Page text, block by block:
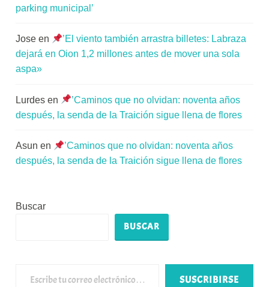
parking municipal’
Jose en
’El viento también arrastra billetes: Labraza
dejará en Oion 1,2 millones antes de mover una sola
aspa»
Lurdes en
’Caminos que no olvidan: noventa años
después, la senda de la Traición sigue llena de flores
Asun en
’Caminos que no olvidan: noventa años
después, la senda de la Traición sigue llena de flores
Buscar
BUSCAR
SUSCRIBIRSE